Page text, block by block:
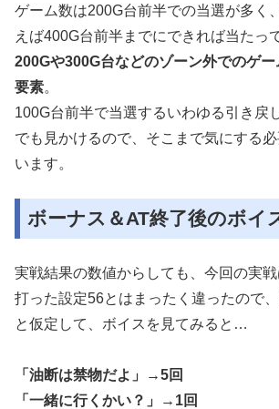
ゲーム数は200G台前半での当選が多く
えば400G台前半までにできれば当たっ
200Gや300G台などのゾーン外でのゲ
要素。
100G台前半で当選するいわゆる引き戻
でも見かけるので、そこまで気にする
います。
ボーナス＆AT終了後のボイ
実戦結果の数値からしても、今回の実
打った設定56とはまったく違ったので
と仮定して、ボイスを見てみると…
「油断は禁物だよ」→5回
「一緒に行くかい？」→1回